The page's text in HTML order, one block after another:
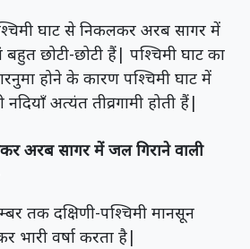
घाट से निकलकर अरब सागर में
बहुत छोटी-छोटी हैं| पश्चिमी घाट का
होने के कारण पश्चिमी घाट में
नदियाँ अत्यंत तीव्रगामी होती हैं|
अरब सागर में जल गिराने वाली
तक दक्षिणी-पश्चिमी मानसून
भारी वर्षा करता है|